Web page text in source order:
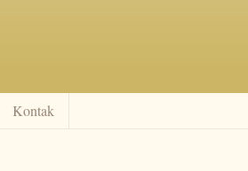
Kontak